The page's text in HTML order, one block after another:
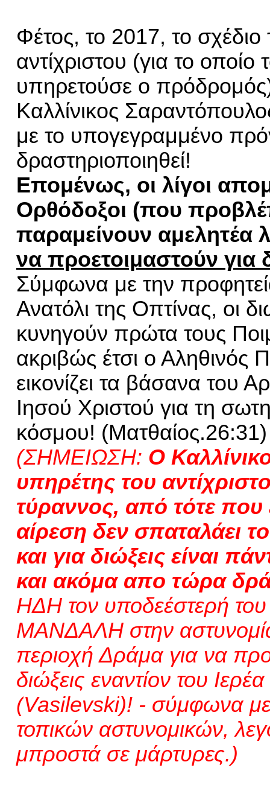
Φέτος, το 2017, το σχέδιο
αντίχριστου (για το οποίο
υπηρετούσε ο
Καλλίνικος
με το υπογεγραμμένο
δραστηριοποιηθεί!
Επομένως, οι λίγοι
Ορθόδοξοι (που
παραμείνουν αμελητέα
να προετοιμαστούν για
Σύμφωνα με την
Ανατόλι της Οπτίνας, οι
κυνηγούν πρώτα τους
ακριβώς έτσι ο Αληθινός
εικονίζει τα βάσανα του
Ιησού Χριστού για τη
κόσμου! (Ματθαίος.26:31)
(ΣΗΜΕΙΩΣΗ: Ο
υπηρέτης του
τύραννος, από τότε που
αίρεση δεν σπαταλάει
και για διώξεις είναι
και ακόμα απο τώρα
ΗΔΗ τον υποδεέστερή
ΜΑΝΔΑΛΗ στην
περιοχή Δράμα για να
διώξεις εναντίον του
(Vasilevski)! - σύμφωνα με
τοπικών αστυνομικών,
μπροστά σε μάρτυρες.)